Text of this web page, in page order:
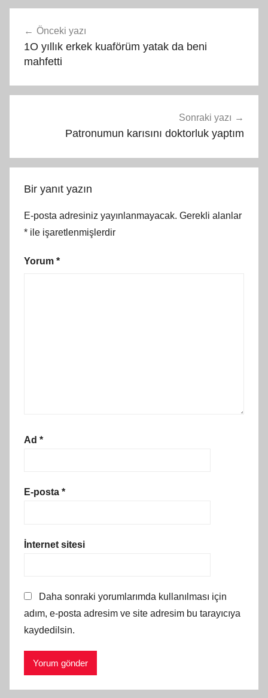
gezinmesi
Önceki yazı
1O yıllık erkek kuaförüm yatak da beni
mahfetti
Sonraki yazı
Patronumun karısını doktorluk yaptım
Bir yanıt yazın
E-posta adresiniz yayınlanmayacak. Gerekli alanlar
* ile işaretlenmişlerdir
Yorum *
Ad *
E-posta *
İnternet sitesi
Daha sonraki yorumlarımda kullanılması için
adım, e-posta adresim ve site adresim bu tarayıcıya
kaydedilsin.